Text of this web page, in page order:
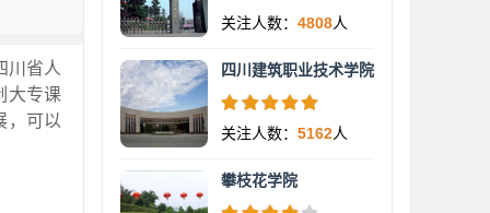
川省人
大专课
，可以
关注人数： 4808人
四川建筑职业技术学院
关注人数： 5162人
攀枝花学院